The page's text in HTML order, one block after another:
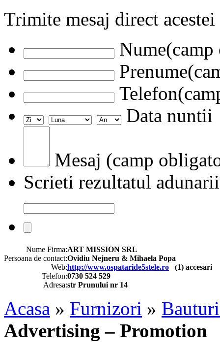
Trimite mesaj direct
Data nuntii
Mesaj (camp
Scrieti rezultatul adunarii
Nume Firma:ART MISSION SRL
Persoana de contact:Ovidiu Nejneru & Mihaela Popa
Web:http://www.ospataride5stele.ro (1) accesari
Telefon:0730 524 529
Adresa:str Prunului nr 14
Acasa » Furnizori »
Advertising – Promotion